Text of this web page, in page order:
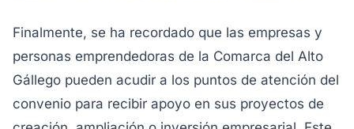
Finalmente, se ha recordado que las empresas y
personas emprendedoras de la Comarca del Alto
Gállego pueden acudir a los puntos de atención del
convenio para recibir apoyo en sus proyectos de